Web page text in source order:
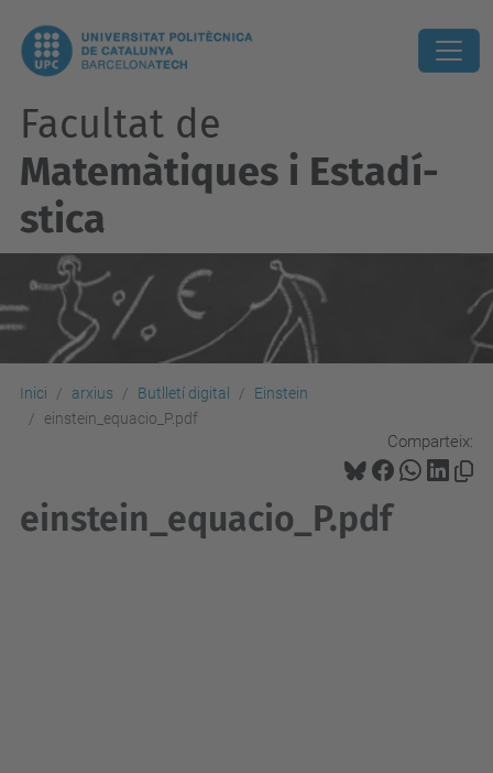
Facultat de
Matemàtiques i Estadí­
stica
Inici arxius Butlletí digital
Einstein
einstein_equacio_P.pdf
Comparteix:
einstein_equacio_P.pdf